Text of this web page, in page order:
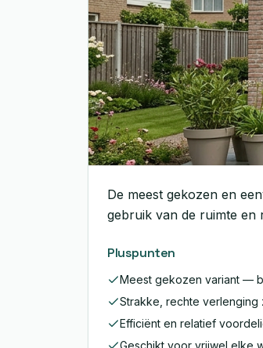
De meest gekozen en
gebruik van de ruimte en
Pluspunten
Meest gekozen variant —
Strakke, rechte verlenging
Efficiënt en relatief
Geschikt voor vrijwel elke